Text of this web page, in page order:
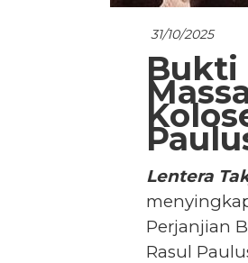
31/10/2025
Bukti
Lentera
Perjanjian
Rasul